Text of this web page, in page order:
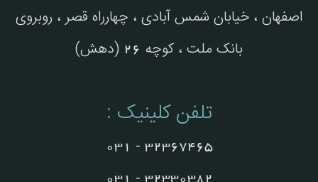
اصفهان ، خیابان شمس آبادی ، چهارراه قصر ، روبروی
بانک ملت ، کوچه 26 (دهش)
تلفن کلینیک :
32367465 - 031